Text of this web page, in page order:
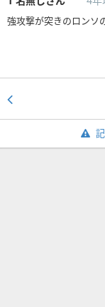
強攻撃が突きのロンソ